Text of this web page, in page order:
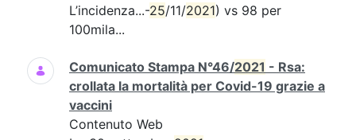
L’incidenza...-25/11/2021) vs 98 per
100mila...
Comunicato Stampa N°46/2021 - Rsa:
crollata la mortalità per Covid-19 grazie a
vaccini
Contenuto Web